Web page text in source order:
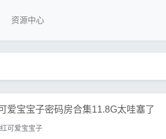
资源中心
爱宝宝子密码房合集11.8G太哇塞了
可爱宝宝子